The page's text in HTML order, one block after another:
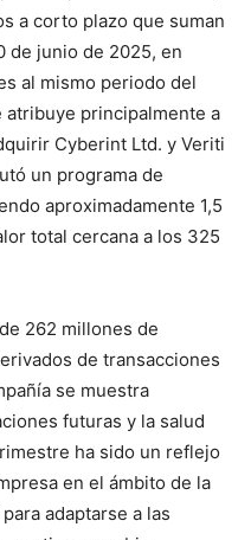
a corto plazo que suman
de junio de 2025, en
al mismo periodo del
atribuye principalmente a
Cyberint Ltd. y Veriti
un programa de
aproximadamente 1,5
total cercana a los 325
262 millones de
de transacciones
se muestra
futuras y la salud
ha sido un reflejo
en el ámbito de la
adaptarse a las